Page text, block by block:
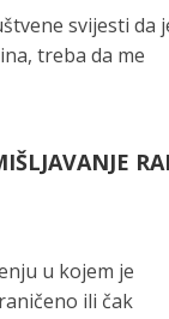
svijesti da
treba da me
u kojem je
ili čak